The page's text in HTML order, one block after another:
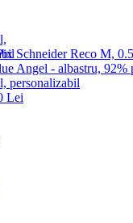
Schneider Reco M,
Angel - albastru, 92%
personalizabil
Lei